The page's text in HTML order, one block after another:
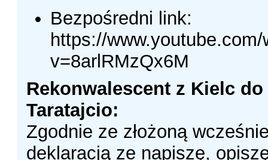
Bezpośredni link:
https://
v=8arlRMzQx6M
Rekonwalescent z Kielc do
Taratajcio:
Zgodnie ze złożoną
deklaracją ze napiszę,